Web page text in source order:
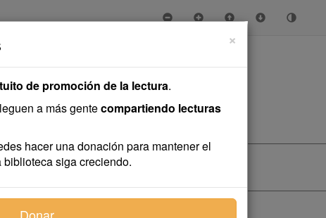
×
de promoción de la lectura.
a más gentecompartiendo lecturas
hacer una donación para mantener el
siga creciendo.